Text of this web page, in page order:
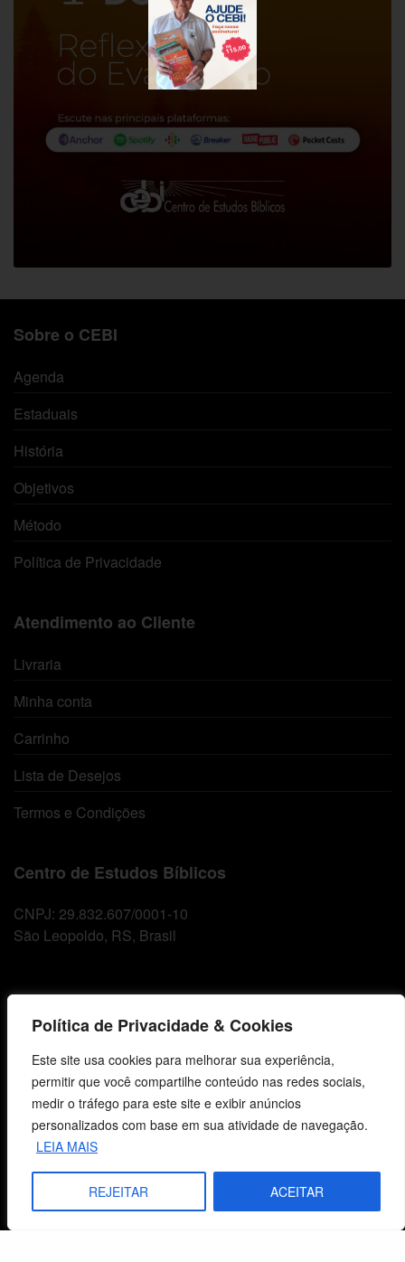
Política de Privacidade & Cookies
Este site usa cookies para melhorar sua experiência,
permitir que você compartilhe conteúdo nas redes sociais,
medir o tráfego para este site e exibir anúncios
personalizados com base em sua atividade de navegação.
LEIA MAIS
REJEITAR ACEITAR
Sobre o CEBI
Agenda
Estaduais
História
Objetivos
Método
Política de Privacidade
Atendimento ao Cliente
Livraria
Minha conta
Carrinho
Lista de Desejos
Termos e Condições
Centro de Estudos Bíblicos
CNPJ: 29.832.607/0001-10
São Leopoldo, RS, Brasil
Fale Conosco
vendas@cebi.org.br
comunicacao@cebi.org.br
WhatsApp / Vendas
+55 (51) 99734-4518
WhatsApp / Comunicação
+55 (51) 99799-3041